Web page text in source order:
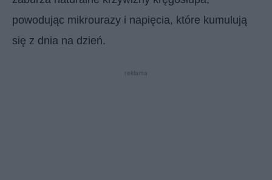
powodując mikrourazy i napięcia, które kumulują
się z dnia na dzień.
reklama